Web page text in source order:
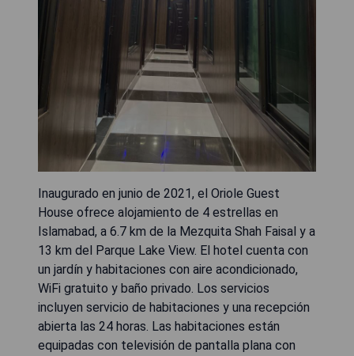
Inaugurado en junio de 2021, el Oriole Guest
House ofrece alojamiento de 4 estrellas en
Islamabad, a 6.7 km de la Mezquita Shah Faisal y a
13 km del Parque Lake View. El hotel cuenta con
un jardín y habitaciones con aire acondicionado,
WiFi gratuito y baño privado. Los servicios
incluyen servicio de habitaciones y una recepción
abierta las 24 horas. Las habitaciones están
equipadas con televisión de pantalla plana con